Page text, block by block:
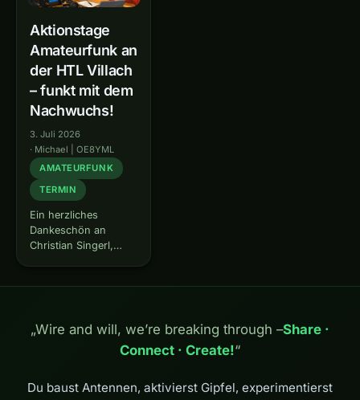
Aktionstage
Amateurfunk an
der HTL Villach
– funkt mit dem
Nachwuchs!
3. Juli 2026
· Michael | OE8YML
AMATEURFUNK
TERMIN
Ein herzliches
Dankeschön an
Christian Singerl,
bekommen wir die
Amateurfunk direkt
an die Jugendlichen
solche Türöffner
„Wire and will, we’re breaking through –Share ·
Connect · Create!“
Du baust Antennen, aktivierst Gipfel, experimentierst